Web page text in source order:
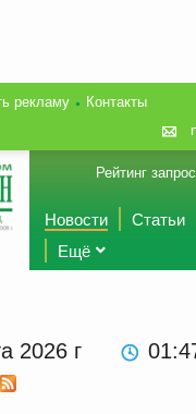
рекламу
Контакты
Рейтинг
Новости Статьи
Ещё
2026 г